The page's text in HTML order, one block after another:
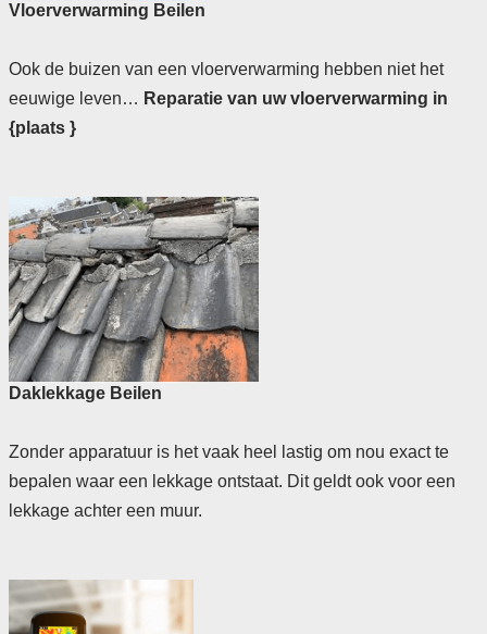
Vloerverwarming Beilen
Ook de buizen van een vloerverwarming hebben niet het
eeuwige leven… Reparatie van uw vloerverwarming in
{plaats }
Daklekkage Beilen
Zonder apparatuur is het vaak heel lastig om nou exact te
bepalen waar een lekkage ontstaat. Dit geldt ook voor een
lekkage achter een muur.